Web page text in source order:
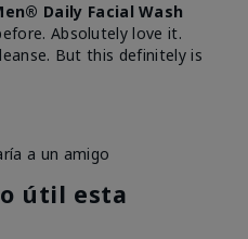
Daily Facial Wash
Absolutely love it.
But this definitely is
a un amigo
útil esta